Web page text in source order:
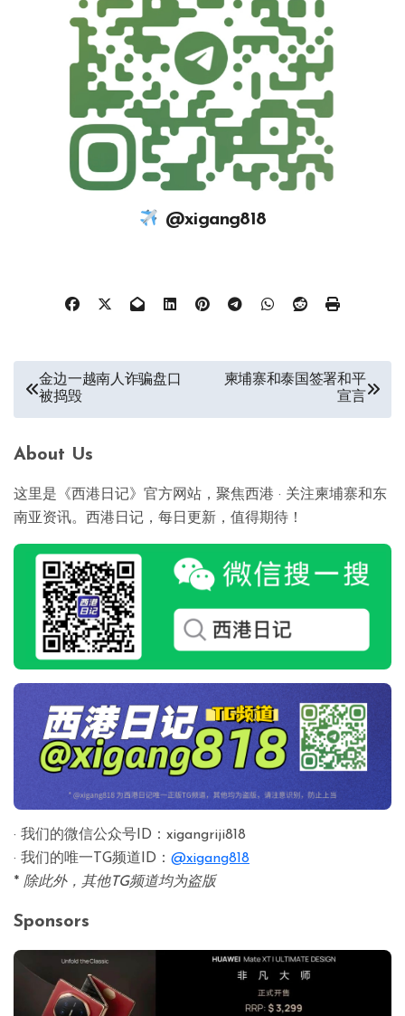
@xigang818
金边一越南人诈骗盘口
被捣毁
柬埔寨和泰国签署和平
宣言
About Us
这里是《西港日记》官方网站，聚焦西港 · 关注柬埔寨和东
南亚资讯。西港日记，每日更新，值得期待！
· 我们的微信公众号ID：xigangriji818
· 我们的唯一TG频道ID： @xigang818
* 除此外，其他TG频道均为盗版
Sponsors